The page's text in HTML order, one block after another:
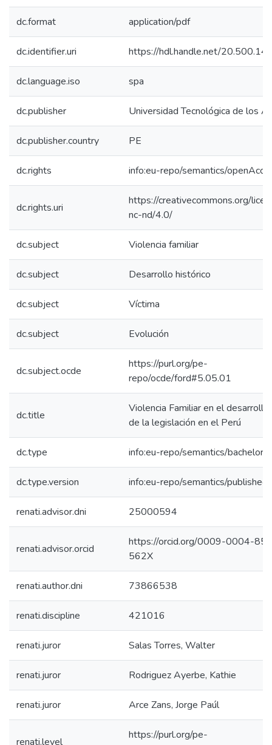
dc.format application/pdf
dc.identifier.uri https://hdl.handle.net/
dc.language.iso spa
dc.publisher Universidad Tecnológica de los
dc.publisher.country PE
dc.rights info:eu-repo/semantics/
dc.rights.uri
https://creativecommons.org/
nc-nd/4.0/
dc.subject Violencia familiar
dc.subject Desarrollo histórico
dc.subject Víctima
dc.subject Evolución
dc.subject.ocde
https://purl.org/pe-
repo/ocde/ford#5.05.01
dc.title
Violencia Familiar en el
de la legislación en el Perú
dc.type info:eu-repo/semantics/
dc.type.version info:eu-repo/semantics/
renati.advisor.dni 25000594
renati.advisor.orcid
https://orcid.org/0009-0004-
562X
renati.author.dni 73866538
renati.discipline 421016
renati.juror Salas Torres, Walter
renati.juror Rodriguez Ayerbe, Kathie
renati.juror Arce Zans, Jorge Paúl
renati.level
https://purl.org/pe-